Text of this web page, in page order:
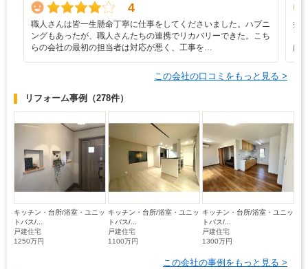
4
職人さんは皆一生懸命丁寧に仕事をしてくださいました。ハプニ
ングもあったが、職人さんたちの連携でリカバリーできた。こち
らの会社の最初の担当者は対応が悪く、工事を…
担
は
この会社の口コミをもっと見る >
リフォーム事例 （278件）
キッチン・台所/浴室・ユニッ
トバス/...
戸建住宅
1250万円
キッチン・台所/浴室・ユニッ
トバス/...
戸建住宅
1100万円
キッチン・台所/浴室・ユニッ
トバス/...
戸建住宅
1300万円
この会社の事例をもっと見る >